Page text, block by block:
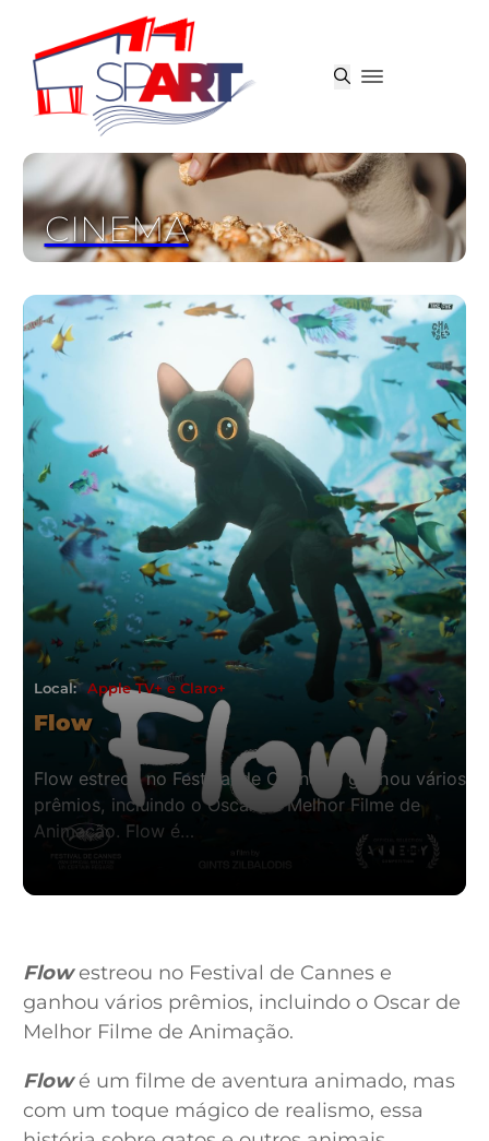
CINEMA
Local: Apple TV+ e Claro+
Flow
Flow estreou no Festival de Cannes e ganhou vários
prêmios, incluindo o Oscar de Melhor Filme de
Animação. Flow é…
Flowestreou no Festival de Cannes e
ganhou vários prêmios, incluindo o Oscar de
Melhor Filme de Animação.
Flowé um filme de aventura animado, mas
com um toque mágico de realismo, essa